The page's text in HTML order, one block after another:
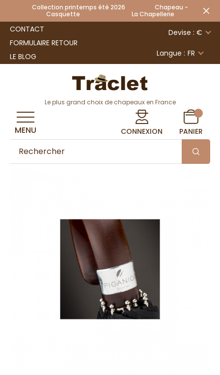
Collection printemps été 2026 Chapeau -
Casquette La Chapellerie
CONTACT
FORMULAIRE RETOUR
LE BLOG
Devise : €
Langue : FR
Le plus grand choix de chapeaux en France
CONNEXION PANIER
MENU